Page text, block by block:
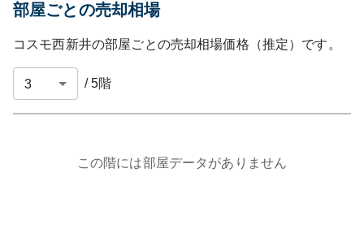
部屋ごとの売却相場
コスモ西新井の部屋ごとの売却相場価格（推定）です。
/5階
この階には部屋データがありません